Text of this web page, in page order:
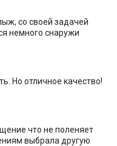
со своей задачей
немного снаружи
Но отличное качество!
что не поленяет
выбрала другую